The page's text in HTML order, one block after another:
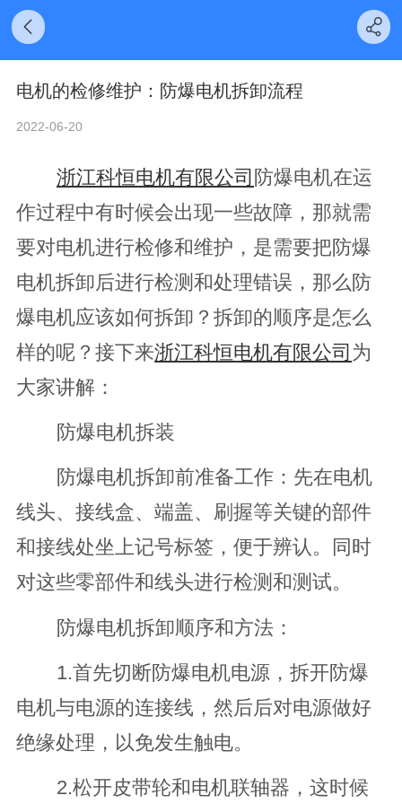
电机的检修维护：防爆电机拆卸流程
2022-06-20
浙江科恒电机有限公司 防爆电机在运
作过程中有时候会出现一些故障，那就需
要对电机进行检修和维护，是需要把防爆
电机拆卸后进行检测和处理错误，那么防
爆电机应该如何拆卸？拆卸的顺序是怎么
样的呢？接下来浙江科恒电机有限公司 为
大家讲解：
防爆电机拆装
防爆电机拆卸前准备工作：先在电机
线头、接线盒、端盖、刷握等关键的部件
和接线处坐上记号标签，便于辨认。同时
对这些零部件和线头进行检测和测试。
防爆电机拆卸顺序和方法：
1.首先切断防爆电机电源，拆开防爆
电机与电源的连接线，然后后对电源做好
绝缘处理，以免发生触电。
2.松开皮带轮和电机联轴器，这时候